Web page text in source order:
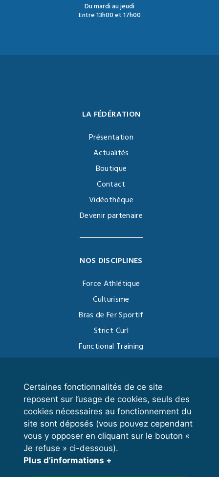
Certaines fonctionnalités de ce site
reposent sur l’usage de cookies, seuls des
cookies nécessaires au fonctionnement du
site sont déposés (vous pouvez cependant
vous y opposer en cliquant sur le bouton «
Je refuse » ci-dessous).
Plus d’informations +
Du mardi au jeudi
Entre 13h00 et 17h00
LA FÉDÉRATION
Présentation
Actualités
Boutique
Contact
Vidéothèque
Devenir partenaire
NOS DISCIPLINES
Force Athlétique
Culturisme
Bras de Fer Sportif
Strict Curl
Functional Training
VOS ESPACES
Espace dirigeant
Espace licencié
Trouver un club